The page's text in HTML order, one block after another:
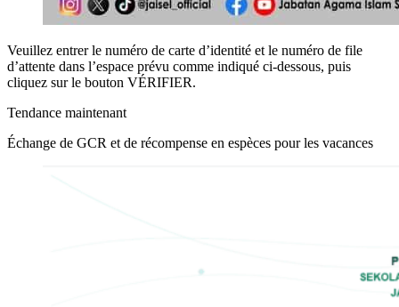
Veuillez entrer le numéro de carte d’identité et le numéro de file
d’attente dans l’espace prévu comme indiqué ci-dessous, puis
cliquez sur le bouton VÉRIFIER.
Tendance maintenant
Échange de GCR et de récompense en espèces pour les vacances